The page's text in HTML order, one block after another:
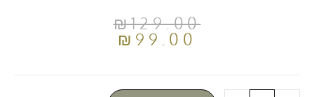
₪129.00
₪ 99.00